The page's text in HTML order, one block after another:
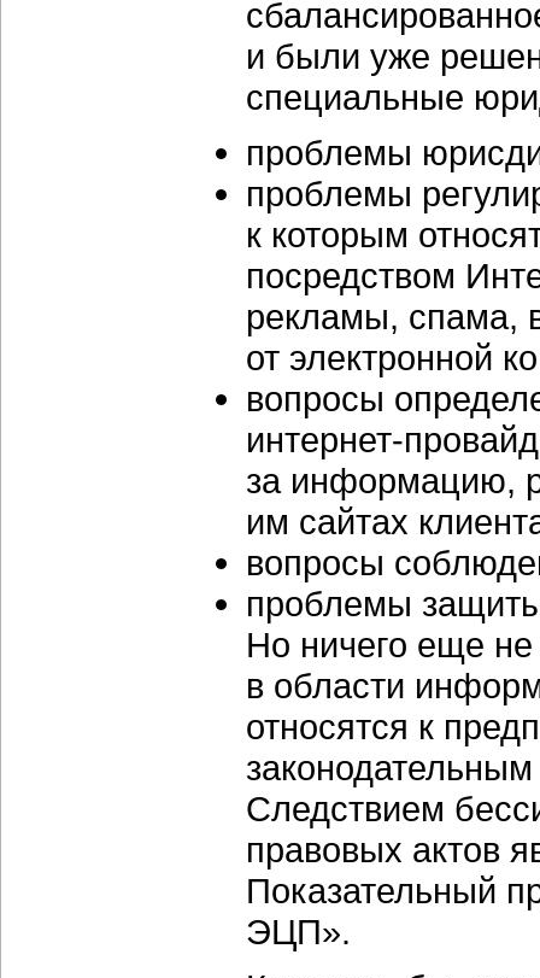
и были уже
специальные
проблемы
проблемы
к которым
посредством
рекламы, спама,
от электронной
вопросы
интернет-
за информацию,
им сайтах
вопросы
проблемы
Но ничего еще
в области
относятся к
Следствием
правовых актов
Показательный
ЭЦП».